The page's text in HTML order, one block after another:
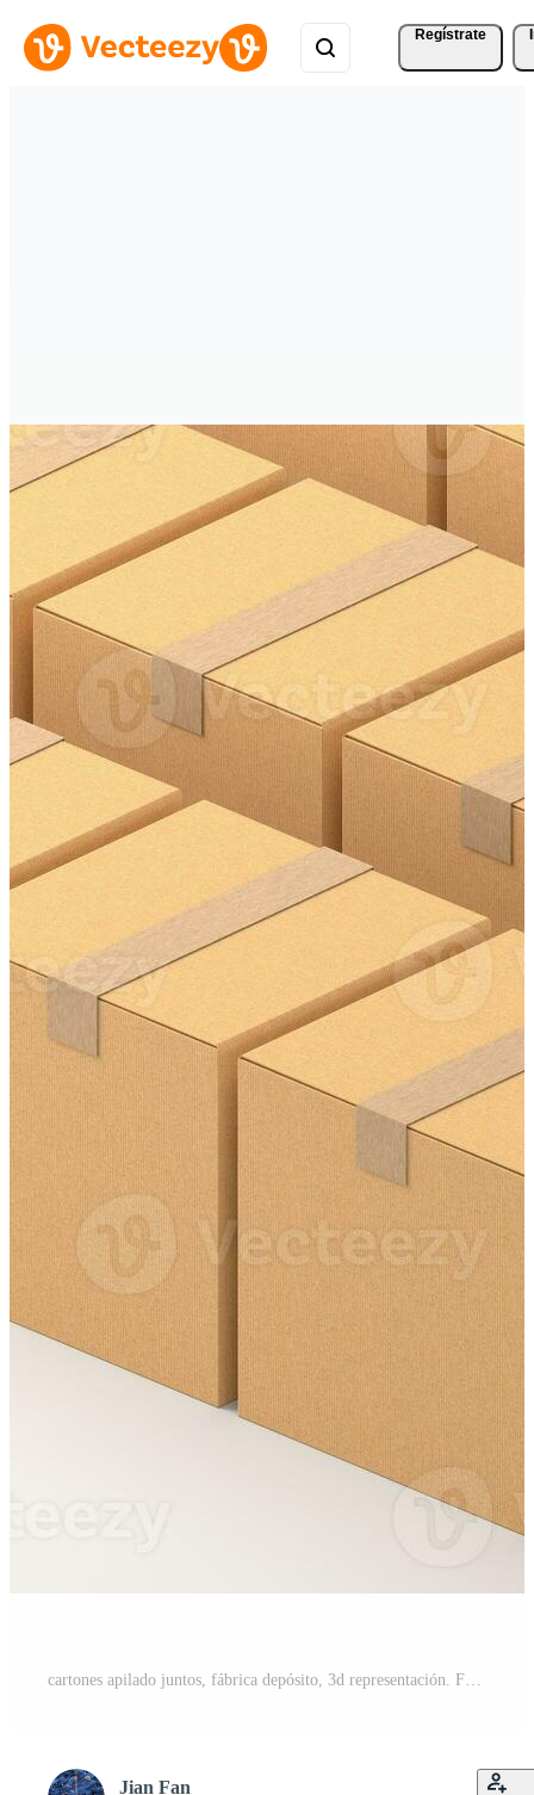
Regístrate
cartones apilado juntos, fábrica depósito, 3d representación. Foto Pro
Jian Fan